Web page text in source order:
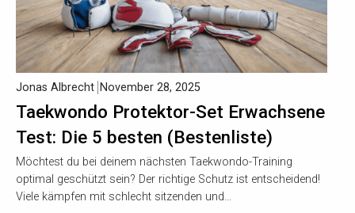
Taekwondo Protektor-Set Erwachsene
Test: Die 5 besten (Bestenliste)
Jonas Albrecht November 28, 2025
Möchtest du bei deinem nächsten Taekwondo-Training
optimal geschützt sein? Der richtige Schutz ist entscheidend!
Viele kämpfen mit schlecht sitzenden und…